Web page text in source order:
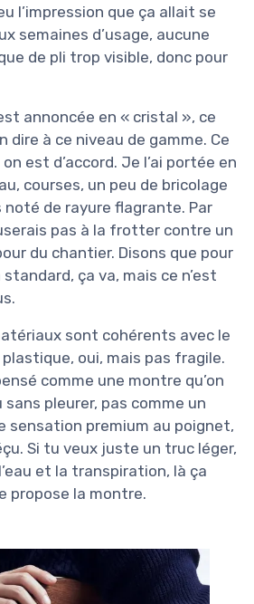
l’impression que ça allait se
semaines d’usage, aucune
de pli trop visible, donc pour
annoncée en « cristal », ce
à ce niveau de gamme. Ce
est d’accord. Je l’ai portée en
courses, un peu de bricolage
noté de rayure flagrante. Par
pas à la frotter contre un
du chantier. Disons que pour
ça va, mais ce n’est
sont cohérents avec le
oui, mais pas fragile.
comme une montre qu’on
pleurer, pas comme un
sensation premium au poignet,
Si tu veux juste un truc léger,
et la transpiration, là ça
propose la montre.